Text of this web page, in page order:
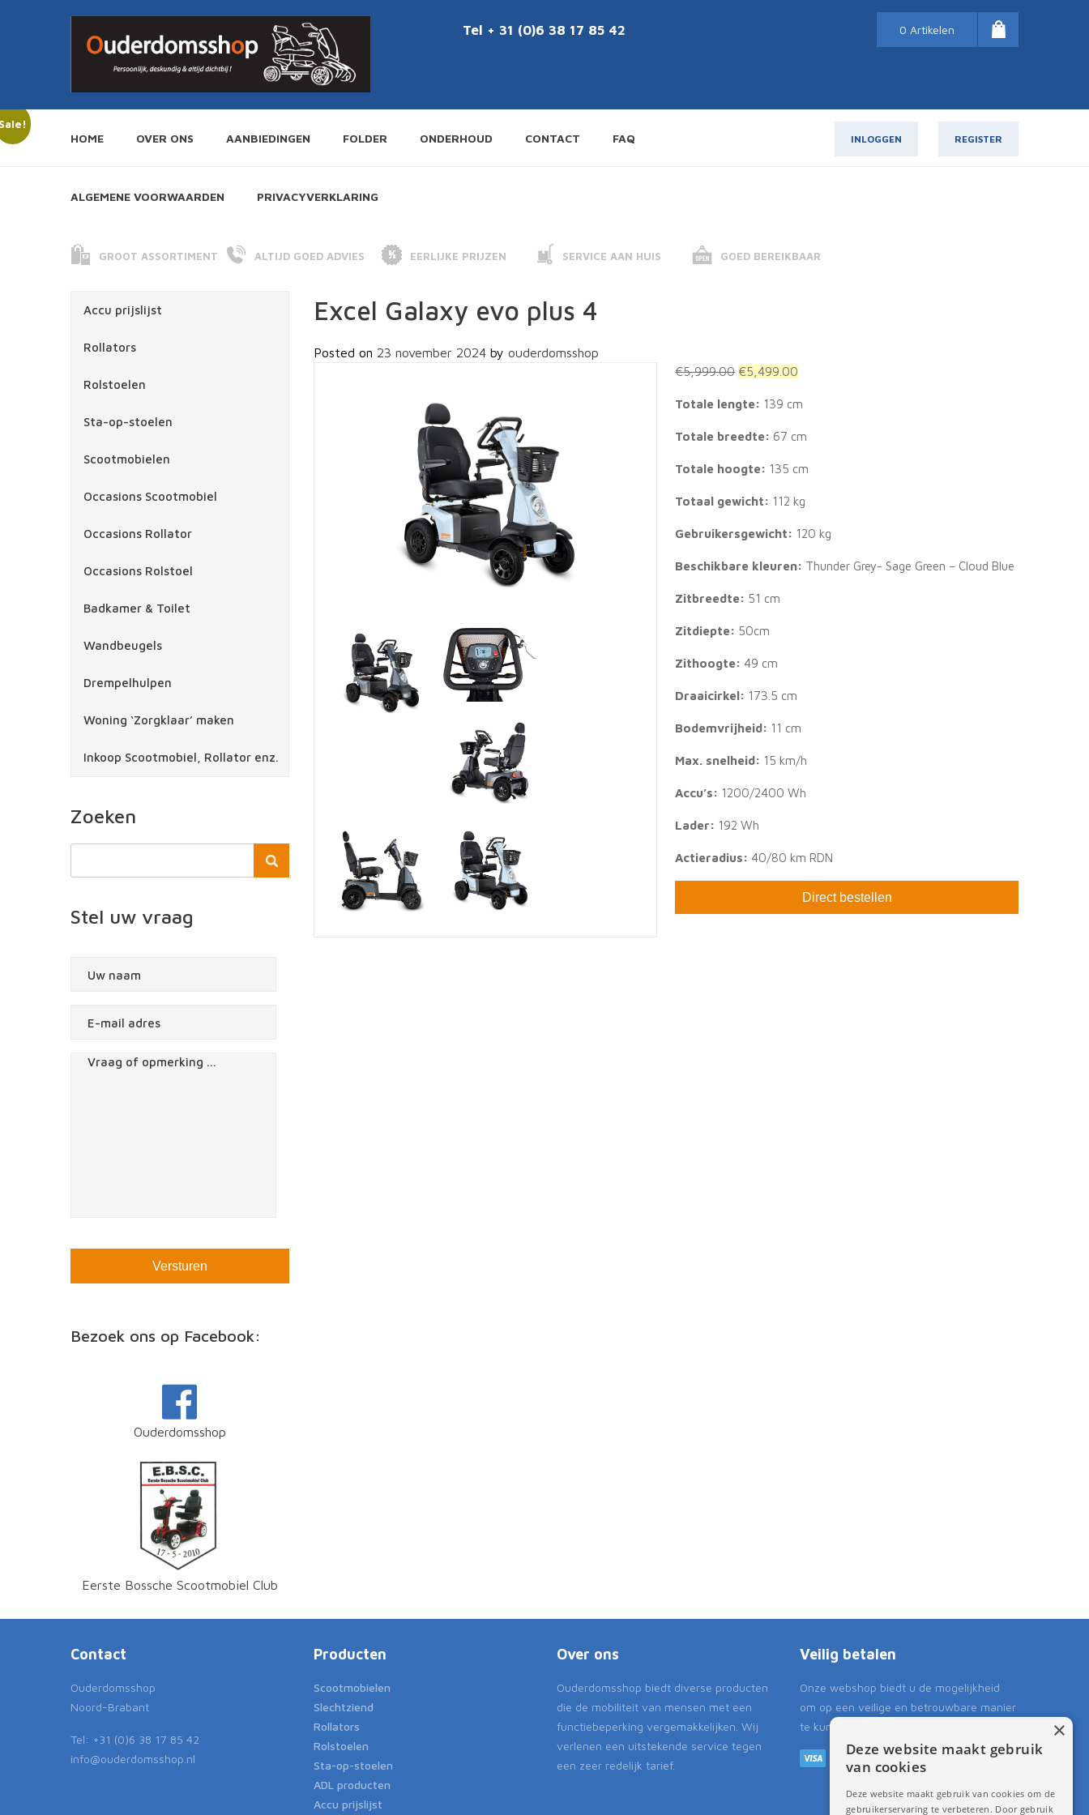
Tel + 31 (0)6 38 17 85 42 0 Artikelen
HOME OVER ONS AANBIEDINGEN FOLDER ONDERHOUD CONTACT FAQ
ALGEMENE VOORWAARDEN PRIVACYVERKLARING
INLOGGEN REGISTER
GROOT ASSORTIMENT ALTIJD GOED ADVIES EERLIJKE PRIJZEN SERVICE AAN HUIS GOED BEREIKBAAR
Accu prijslijst
Rollators
Rolstoelen
Sta-op-stoelen
Scootmobielen
Occasions Scootmobiel
Occasions Rollator
Occasions Rolstoel
Badkamer & Toilet
Wandbeugels
Drempelhulpen
Woning ‘Zorgklaar’ maken
Inkoop Scootmobiel, Rollator enz.
Zoeken
Stel uw vraag
Bezoek ons op Facebook:
Ouderdomsshop
Eerste Bossche Scootmobiel Club
Excel Galaxy evo plus 4
Posted on 23 november 2024 byouderdomsshop
€5,999.00 Original
was:
€5,999.00.
€5,499.00
is:
Totale lengte: 139 cm
Totale breedte: 67 cm
Totale hoogte: 135 cm
Totaal gewicht: 112 kg
Gebruikersgewicht: 120 kg
Beschikbare kleuren: Thunder Grey- Sage Green – Cloud Blue
Zitbreedte: 51 cm
Zitdiepte: 50cm
Zithoogte: 49 cm
Draaicirkel: 173.5 cm
Bodemvrijheid: 11 cm
Max. snelheid: 15 km/h
Accu’s: 1200/2400 Wh
Lader: 192 Wh
Actieradius: 40/80 km RDN
Direct bestellen
Contact
Ouderdomsshop
Noord-Brabant
Tel: +31 (0)6 38 17 85 42
info@ouderdomsshop.nl
Producten
Scootmobielen
Slechtziend
Rollators
Rolstoelen
Sta-op-stoelen
ADL producten
Accu prijslijst
Over ons
Ouderdomsshop biedt diverse producten
die de mobiliteit van mensen met een
functiebeperking vergemakkelijken. Wij
verlenen een uitstekende service tegen
een zeer redelijk tarief.
Veilig betalen
Onze webshop biedt u de mogelijkheid
om op een veilige en betrouwbare manier
te kunnen betalen.
Deze website maakt gebruik
van cookies
Deze website maakt gebruik van cookies om de
gebruikerservaring te verbeteren. Door gebruik
×